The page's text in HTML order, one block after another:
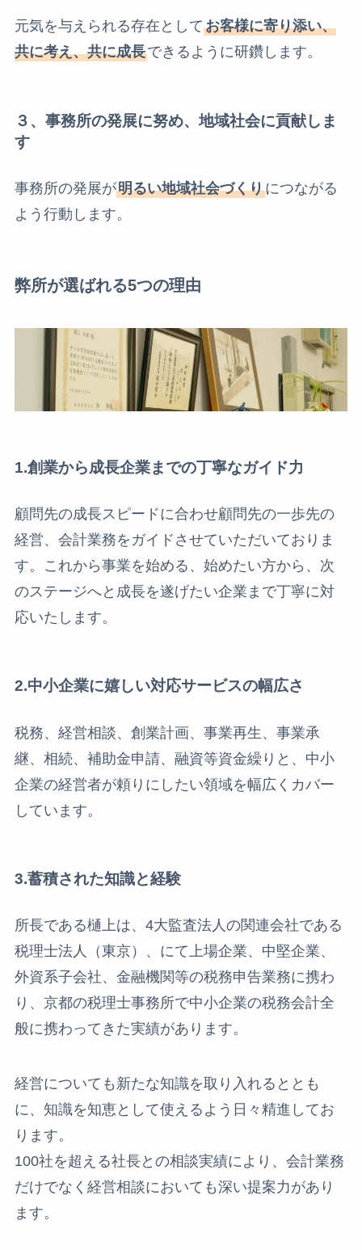
元気を与えられる存在としてお客様に寄り添い、
共に考え、共に成長できるように研鑽します。
３、事務所の発展に努め、地域社会に貢献しま
す
事務所の発展が明るい地域社会づくりにつながる
よう行動します。
弊所が選ばれる5つの理由
1.創業から成長企業までの丁寧なガイド力
顧問先の成長スピードに合わせ顧問先の一歩先の
経営、会計業務をガイドさせていただいておりま
す。これから事業を始める、始めたい方から、次
のステージへと成長を遂げたい企業まで丁寧に対
応いたします。
2.中小企業に嬉しい対応サービスの幅広さ
税務、経営相談、創業計画、事業再生、事業承
継、相続、補助金申請、融資等資金繰りと、中小
企業の経営者が頼りにしたい領域を幅広くカバー
しています。
3.蓄積された知識と経験
所長である樋上は、4大監査法人の関連会社である
税理士法人（東京）、にて上場企業、中堅企業、
外資系子会社、金融機関等の税務申告業務に携わ
り、京都の税理士事務所で中小企業の税務会計全
般に携わってきた実績があります。
経営についても新たな知識を取り入れるととも
に、知識を知恵として使えるよう日々精進してお
ります。
100社を超える社長との相談実績により、会計業務
だけでなく経営相談においても深い提案力があり
ます。